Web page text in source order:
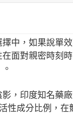
中，如果說單
面對親密時刻
，印度知名藥
性成分比例，